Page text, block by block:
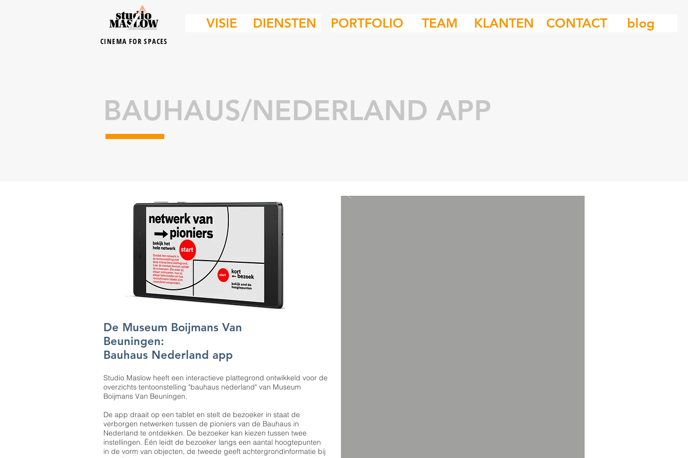
CINEMA FOR SPACES
VISIE DIENSTEN PORTFOLIO TEAM KLANTEN blog
CONTACT
BAUHAUS/NEDERLAND APP
De Museum Boijmans Van
Beuningen:
Bauhaus Nederland app
Studio Maslow heeft een interactieve plattegrond ontwikkeld voor de
overzichts tentoonstelling "bauhaus nederland" van Museum
Boijmans Van Beuningen.
De app draait op een tablet en stelt de bezoeker in staat de
verborgen netwerken tussen de pioniers van de Bauhaus in
Nederland te ontdekken. De bezoeker kan kiezen tussen twee
instellingen. Één leidt de bezoeker langs een aantal hoogtepunten
in de vorm van objecten, de tweede geeft achtergrondinformatie bij